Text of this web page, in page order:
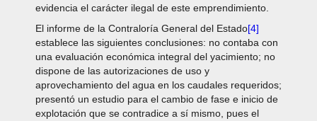
evidencia el carácter ilegal de este emprendimiento.
El informe de la Contraloría General del Estado[4]
establece las siguientes conclusiones: no contaba con
una evaluación económica integral del yacimiento; no
dispone de las autorizaciones de uso y
aprovechamiento del agua en los caudales requeridos;
presentó un estudio para el cambio de fase e inicio de
explotación que se contradice a sí mismo, pues el